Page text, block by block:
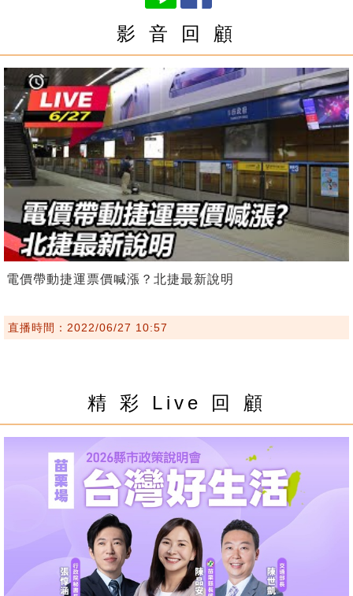
影 音 回 顧
電價帶動捷運票價喊漲？北捷最新說明
直播時間：2022/06/27 10:57
精 彩 Live 回 顧